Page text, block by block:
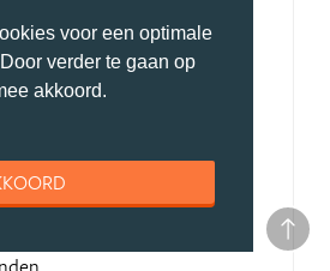
voor een optimale
verder te gaan op
akkoord.